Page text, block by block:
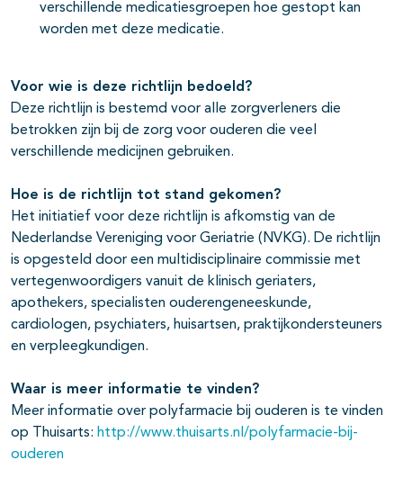
verschillende medicatiesgroepen hoe gestopt kan
worden met deze medicatie.
Voor wie is deze richtlijn bedoeld?
Deze richtlijn is bestemd voor alle zorgverleners die
betrokken zijn bij de zorg voor ouderen die veel
verschillende medicijnen gebruiken.
Hoe is de richtlijn tot stand gekomen?
Het initiatief voor deze richtlijn is afkomstig van de
Nederlandse Vereniging voor Geriatrie (NVKG). De richtlijn
is opgesteld door een multidisciplinaire commissie met
vertegenwoordigers vanuit de klinisch geriaters,
apothekers, specialisten ouderengeneeskunde,
cardiologen, psychiaters, huisartsen, praktijkondersteuners
en verpleegkundigen.
Waar is meer informatie te vinden?
Meer informatie over polyfarmacie bij ouderen is te vinden
op Thuisarts: http://www.thuisarts.nl/polyfarmacie-bij-
ouderen